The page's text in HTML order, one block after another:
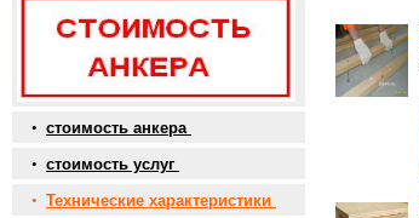
• стоимость анкера
• стоимость услуг
• Технические характеристики